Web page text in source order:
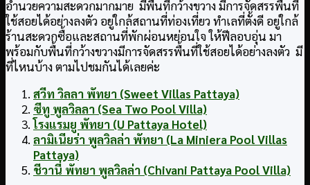
อำนวยความสะดวกมากมาย มีพื้นที่กว้างขวาง มีการจัดสรรพื้นที่
ใช้สอยได้อย่างลงตัว อยู่ใกล้สถานที่ท่องเที่ยว ทำเลที่ตั้งดี อยู่ใกล้
ร้านสะดวกซื้อและสถานที่พักผ่อนหย่อนใจ ให้ฟีลอบอุ่น มา
พร้อมกับพื้นที่กว้างขวางมีการจัดสรรพื้นที่ใช้สอยได้อย่างลงตัว มี
ที่ไหนบ้าง ตามไปชมกันได้เลยค่ะ
สวีท วิลลา พัทยา (Sweet Villas Pattaya)
ซีทู พูลวิลลา (Sea Two Pool Villa)
โรงแรมยู พัทยา (U Pattaya Hotel)
ลามิเนียร่า พูลวิลล่า พัทยา (La Miniera Pool Villas
Pattaya)
ชีวานี่ พัทยา พูลวิลล่า (Chivani Pattaya Pool Villa)